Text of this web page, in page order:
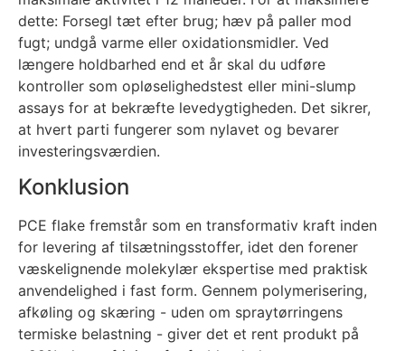
dette: Forsegl tæt efter brug; hæv på paller mod
fugt; undgå varme eller oxidationsmidler. Ved
længere holdbarhed end et år skal du udføre
kontroller som opløselighedstest eller mini-slump
assays for at bekræfte levedygtigheden. Det sikrer,
at hvert parti fungerer som nylavet og bevarer
investeringsværdien.
Konklusion
PCE flake fremstår som en transformativ kraft inden
for levering af tilsætningsstoffer, idet den forener
væskelignende molekylær ekspertise med praktisk
anvendelighed i fast form. Gennem polymerisering,
afkøling og skæring - uden om spraytørringens
termiske belastning - giver det et rent produkt på